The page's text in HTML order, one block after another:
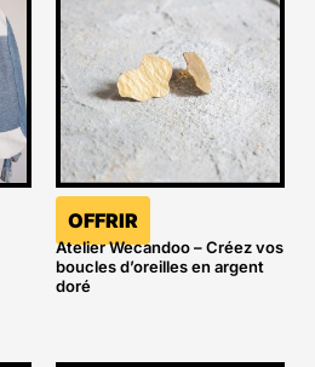
OFFRIR
Atelier Wecandoo – Créez vos
boucles d’oreilles en argent
doré